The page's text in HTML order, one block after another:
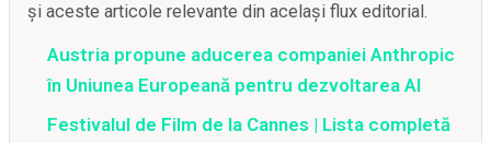
și aceste articole relevante din același flux editorial.
Austria propune aducerea companiei Anthropic
în Uniunea Europeană pentru dezvoltarea AI
Festivalul de Film de la Cannes | Lista completă